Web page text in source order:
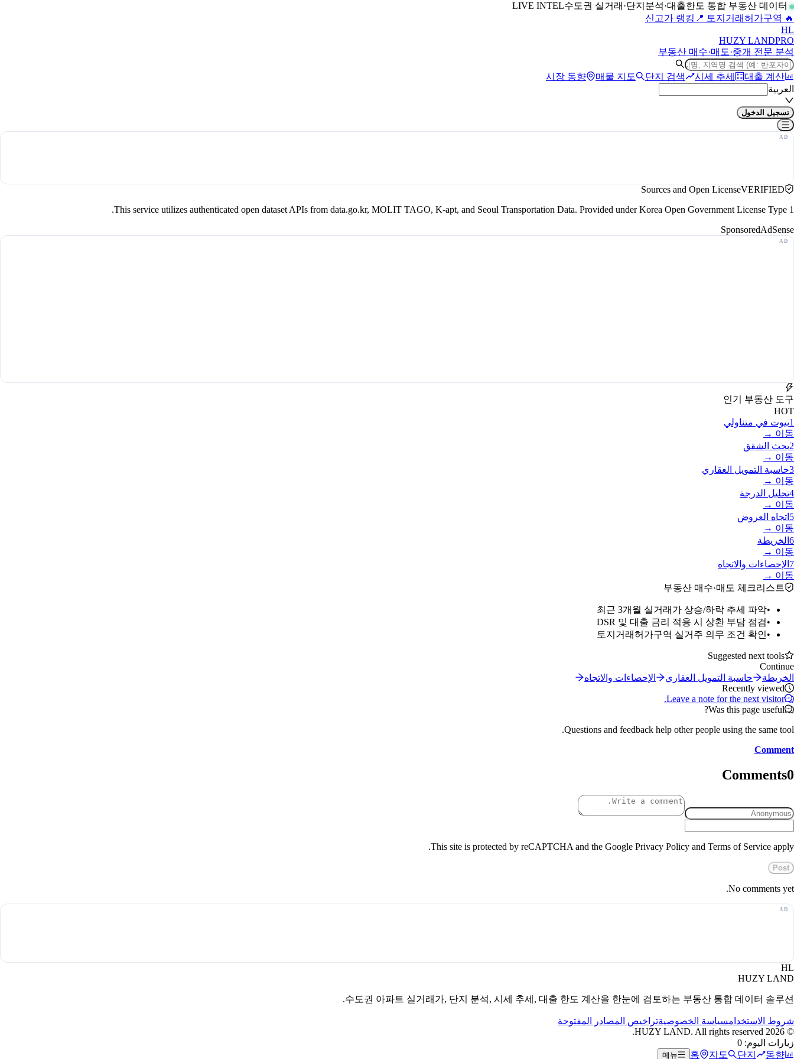
LIVE INTEL
수도권 실거래·단지분석·대출한도 통합 부동산 데이터
🔥 신고가 랭킹
📍 토지거래허가구역
HL
HUZY LANDPRO
부동산 매수·매도·중개 전문 분석
시장 동향 매물 지도 단지 검색 시세 추세
대출 계산
العربية
تسجيل الدخول
Sources and Open LicenseVERIFIED
This service utilizes authenticated open dataset APIs from data.go.kr, MOLIT TAGO, K-apt, and Seoul Transportation Data. Provided under Korea Open Government License Type 1.
SponsoredAdSense
인기 부동산 도구
HOT
1بيوت في متناولي
이동 →
2بحث الشقق
이동 →
3حاسبة التمويل العقاري
이동 →
4تحليل الدرجة
이동 →
5 اتجاه العروض
이동 →
6 الخريطة
이동 →
7 الإحصاءات والاتجاه
이동 →
부동산 매수·매도 체크리스트
•
최근 3개월 실거래가 상승/하락 추세 파악
•
DSR 및 대출 금리 적용 시 상환 부담 점검
•
토지거래허가구역 실거주 의무 조건 확인
Suggested next tools
Continue
الخريطة
حاسبة التمويل العقاري
الإحصاءات والاتجاه
Recently viewed
Leave a note for the next visitor.
Was this page useful?
Questions and feedback help other people using the same tool.
Comment
Comments0
This site is protected by reCAPTCHA and the Google Privacy Policy and Terms of Service apply.
Post
No comments yet.
HL
HUZY LAND
수도권 아파트 실거래가, 단지 분석, 시세 추세, 대출 한도 계산을 한눈에 검토하는 부동산 통합 데이터 솔루션.
شروط الاستخدامسياسة الخصوصيةتراخيص المصادر المفتوحة
©
2026
زيارات اليوم: 0
홈
지도 단지 동향
메뉴